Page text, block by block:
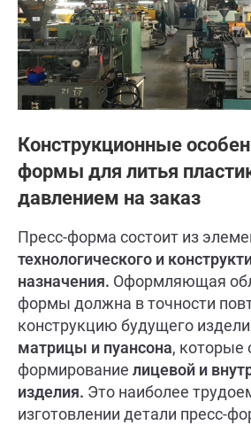
Конструкционные
формы для литья
давлением на заказ
Пресс-форма состоит из
технологического и
назначения. Оформляющая
формы должна в точности
конструкцию будущего
матрицы и пуансона, которые
формирование лицевой и
изделия. Это наиболее
изготовлении детали пресс-